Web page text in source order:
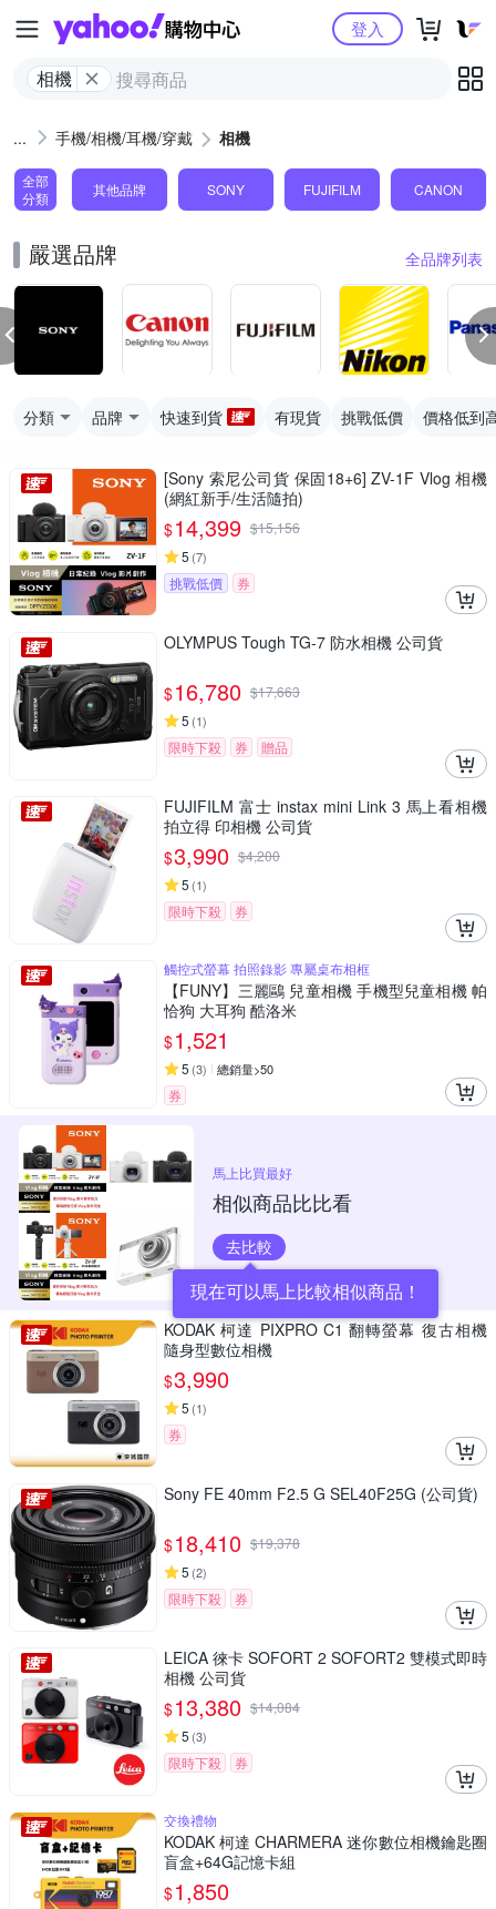
Yahoo購物中心
相機
登入
手機/相機/耳機/穿戴 相機
全部
分類
其他品牌 SONY FUJIFILM CANON
嚴選品牌 全品牌列表
分類 品牌 快速到貨 有現貨 挑戰低價 價格低到
[Sony 索尼公司貨 保固18+6] ZV-1F Vlog 相機
(網紅新手/生活隨拍)
$14,399 $15,156
5 (7)
挑戰低價 券
OLYMPUS Tough TG-7 防水相機 公司貨
$16,780 $17,663
5 (1)
限時下殺 券 贈品
FUJIFILM 富士 instax mini Link 3 馬上看相機
拍立得 印相機 公司貨
$3,990 $4,200
5 (1)
限時下殺 券
觸控式螢幕 拍照錄影 專屬桌布相框
【FUNY】三麗鷗 兒童相機 手機型兒童相機 帕
恰狗 大耳狗 酷洛米
$1,521
5 (3) 總銷量>50
券
馬上比買最好
相似商品比比看
去比較
現在可以馬上比較相似商品！
KODAK 柯達 PIXPRO C1 翻轉螢幕 復古相機
隨身型數位相機
$3,990
5 (1)
券
Sony FE 40mm F2.5 G SEL40F25G (公司貨)
$18,410 $19,378
5 (2)
限時下殺 券
LEICA 徠卡 SOFORT 2 SOFORT2 雙模式即時
相機 公司貨
$13,380 $14,084
5 (3)
限時下殺 券
交換禮物
KODAK 柯達 CHARMERA 迷你數位相機鑰匙圈
盲盒+64G記憶卡組
$1,850